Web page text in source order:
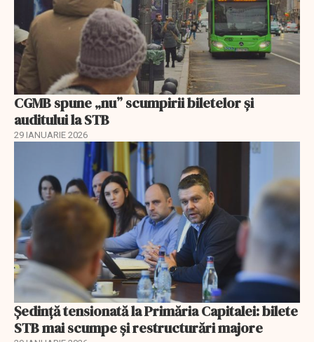
CGMB spune „nu” scumpirii biletelor și
auditului la STB
29 IANUARIE 2026
Ședință tensionată la Primăria Capitalei: bilete
STB mai scumpe și restructurări majore